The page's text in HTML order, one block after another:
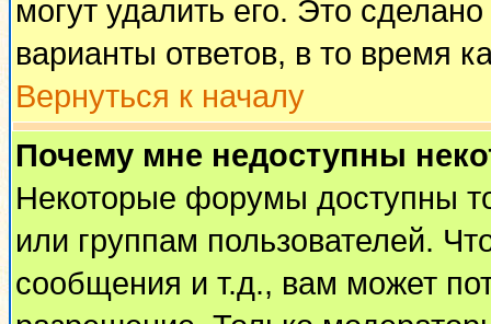
могут удалить его. Это
варианты ответов, в то время
Вернуться к началу
Почему мне недоступны
Некоторые форумы доступны
или группам пользователей.
сообщения и т.д., вам может